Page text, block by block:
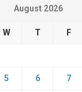
August 2026
W T F
5 6 7